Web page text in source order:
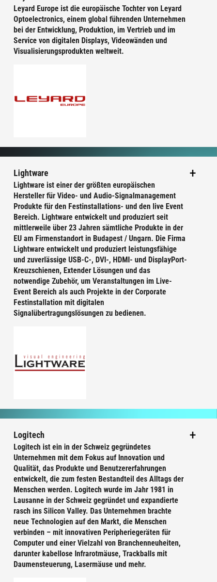
Leyard Europe ist die europäische Tochter von Leyard
Optoelectronics, einem global führenden Unternehmen
bei der Entwicklung, Produktion, im Vertrieb und im
Service von digitalen Displays, Videowänden und
Visualisierungsprodukten weltweit.
Lightware
Lightware ist einer der größten europäischen
Hersteller für Video- und Audio-Signalmanagement
Produkte für den Festinstallations- und den live Event
Bereich. Lightware entwickelt und produziert seit
mittlerweile über 23 Jahren sämtliche Produkte in der
EU am Firmenstandort in Budapest / Ungarn. Die Firma
Lightware entwickelt und produziert leistungsfähige
und zuverlässige USB-C-, DVI-, HDMI- und DisplayPort-
Kreuzschienen, Extender Lösungen und das
notwendige Zubehör, um Veranstaltungen im Live-
Event Bereich als auch Projekte in der Corporate
Festinstallation mit digitalen
Signalübertragungslösungen zu bedienen.
Logitech
Logitech ist ein in der Schweiz gegründetes
Unternehmen mit dem Fokus auf Innovation und
Qualität, das Produkte und Benutzererfahrungen
entwickelt, die zum festen Bestandteil des Alltags der
Menschen werden. Logitech wurde im Jahr 1981 in
Lausanne in der Schweiz gegründet und expandierte
rasch ins Silicon Valley. Das Unternehmen brachte
neue Technologien auf den Markt, die Menschen
verbinden – mit innovativen Peripheriegeräten für
Computer und einer Vielzahl von Branchenneuheiten,
darunter kabellose Infrarotmäuse, Trackballs mit
Daumensteuerung, Lasermäuse und mehr.